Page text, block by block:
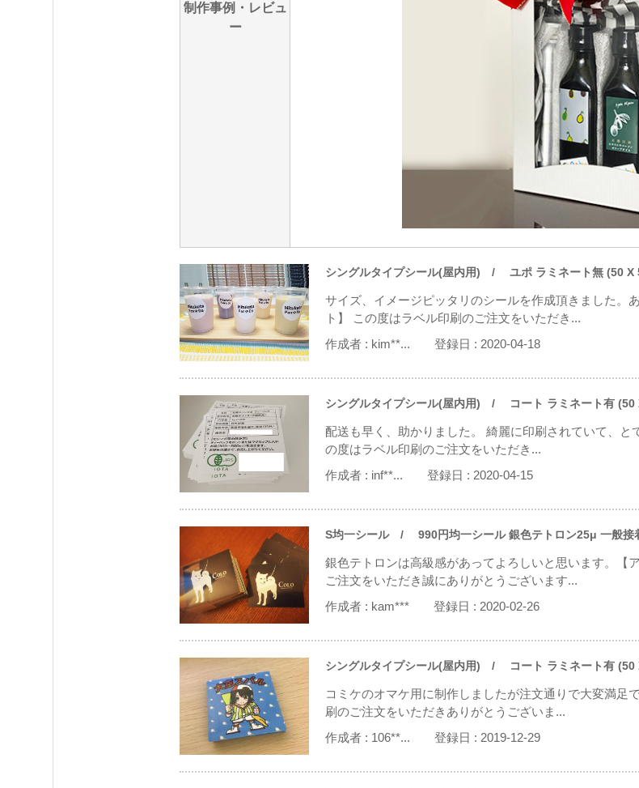
制作事例・レビュ
ー
シングルタイプシール(屋内用) / ユポ ラミネート無 (50 X
サイズ、イメージピッタリのシールを作成頂きました
ト】 この度はラベル印刷のご注文をいただき...
作成者 : kim**... 登録日 : 2020-04-18
シングルタイプシール(屋内用) / コート ラミネート有 (50
配送も早く、助かりました。 綺麗に印刷されていて、
の度はラベル印刷のご注文をいただき...
作成者 : inf**... 登録日 : 2020-04-15
S均一シール/ 990円均一シール 銀色テトロン25μ 一般接
銀色テトロンは高級感があってよろしいと思います。【
ご注文をいただき誠にありがとうございます...
作成者 : kam*** 登録日 : 2020-02-26
シングルタイプシール(屋内用) / コート ラミネート有 (50
コミケのオマケ用に制作しましたが注文通りで大変満
刷のご注文をいただきありがとうございま...
作成者 : 106**... 登録日 : 2019-12-29